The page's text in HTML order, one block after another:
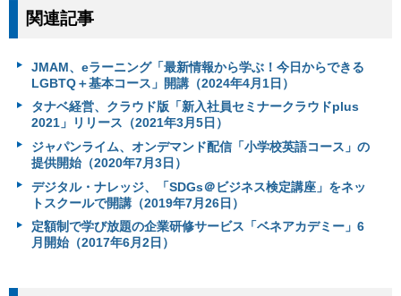
関連記事
JMAM、eラーニング「最新情報から学ぶ！今日からできる
LGBTQ＋基本コース」開講（2024年4月1日）
タナベ経営、クラウド版「新入社員セミナークラウドplus
2021」リリース（2021年3月5日）
ジャパンライム、オンデマンド配信「小学校英語コース」の
提供開始（2020年7月3日）
デジタル・ナレッジ、「SDGs＠ビジネス検定講座」をネッ
トスクールで開講（2019年7月26日）
定額制で学び放題の企業研修サービス「ベネアカデミー」6
月開始（2017年6月2日）